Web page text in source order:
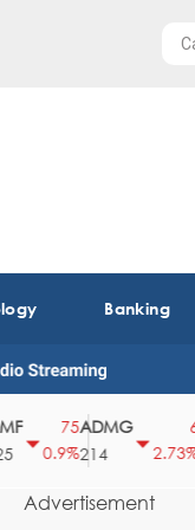
Banking
0.9%
ADMG
214
2.73%
Advertisement